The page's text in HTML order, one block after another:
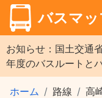
バスマ
お知らせ：国土交通
年度のバスルートと
ホーム 路線 高